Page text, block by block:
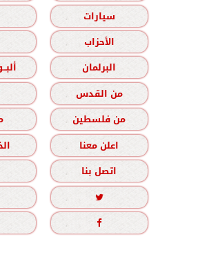
سيارات
الأحزاب
البرلمان
من القدس
من فلسطين
اعلن معنا
اتصل بنا


جميع الحقوق